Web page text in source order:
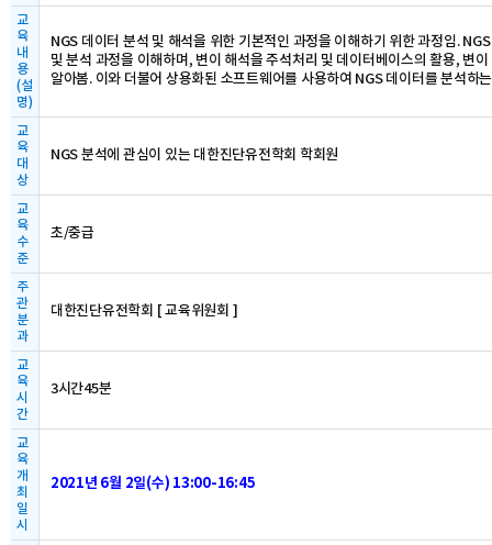
교
육
내
용
(설
명)
NGS 데이터 분석 및 해석을 위한 기본적인 과정을 이해하기 위한 과정임.
및 분석 과정을 이해하며, 변이 해석을 주석처리 및 데이터베이스의 활용, 변
알아봄. 이와 더불어 상용화된 소프트웨어를 사용하여 NGS 데이터를 분석하
교
육
대
상
NGS 분석에 관심이 있는 대한진단유전학회 학회원
교
육
수
준
초/중급
주
관
분
과
대한진단유전학회 [ 교육위원회 ]
교
육
시
간
3시간45분
교
육
개
최
일
시
2021년 6월 2일(수) 13:00-16:45